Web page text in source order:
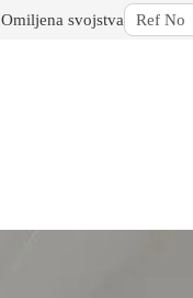
Omiljena svojstva